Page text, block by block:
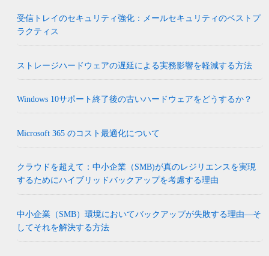
受信トレイのセキュリティ強化：メールセキュリティのベストプ
ラクティス
ストレージハードウェアの遅延による実務影響を軽減する方法
Windows 10サポート終了後の古いハードウェアをどうするか？
Microsoft 365 のコスト最適化について
クラウドを超えて：中小企業（SMB)が真のレジリエンスを実現
するためにハイブリッドバックアップを考慮する理由
中小企業（SMB）環境においてバックアップが失敗する理由―そ
してそれを解決する方法